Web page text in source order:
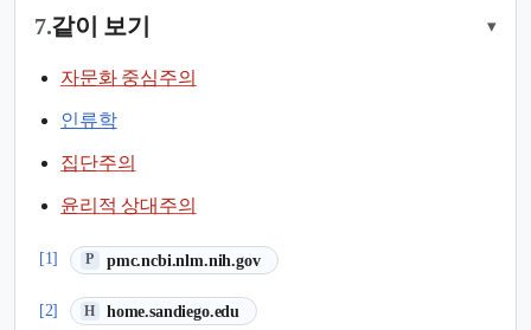
7.같이 보기 ▾
자문화 중심주의
인류학
집단주의
윤리적 상대주의
[1] P pmc.ncbi.nlm.nih.gov
(새 탭에서 열림)
[2] H home.sandiego.edu
(새 탭에서 열림)